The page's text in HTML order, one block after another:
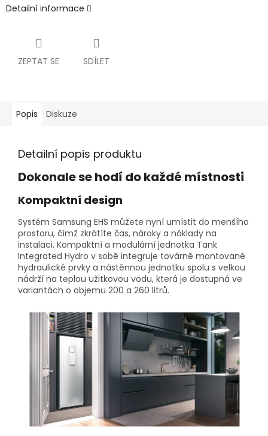
Detailní informace
ZEPTAT SE SDÍLET
Popis Diskuze
Detailní popis produktu
Dokonale se hodí do každé místnosti
Kompaktní design
Systém Samsung EHS můžete nyní umístit do menšího
prostoru, čímž zkrátíte čas, nároky a náklady na
instalaci. Kompaktní a modulární jednotka Tank
Integrated Hydro v sobě integruje továrně montované
hydraulické prvky a nástěnnou jednotku spolu s velkou
nádrží na teplou užitkovou vodu, která je dostupná ve
variantách o objemu 200 a 260 litrů.